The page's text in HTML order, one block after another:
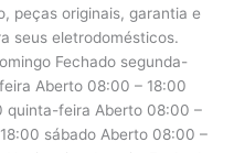
peças originais, garantia e
seus eletrodomésticos.
Fechado segunda-
Aberto 08:00 – 18:00
quinta-feira Aberto 08:00 –
sábado Aberto 08:00 –